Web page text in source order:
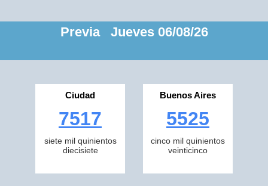
Previa Jueves 06/08/26
Ciudad
7517
siete mil quinientos
diecisiete
Buenos Aires
5525
cinco mil quinientos
veinticinco